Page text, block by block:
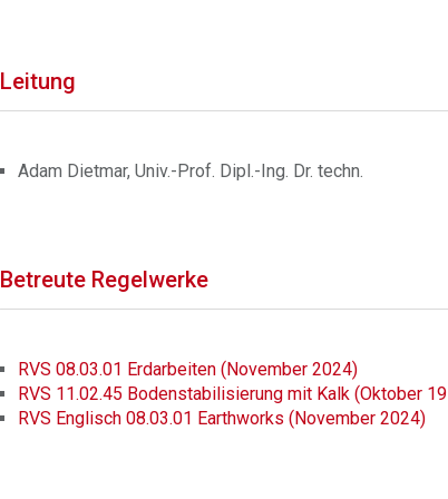
Leitung
Adam Dietmar, Univ.-Prof. Dipl.-Ing. Dr. techn.
Betreute Regelwerke
RVS 08.03.01 Erdarbeiten (November 2024)
RVS 11.02.45 Bodenstabilisierung mit Kalk (Oktober
RVS Englisch 08.03.01 Earthworks (November 2024)